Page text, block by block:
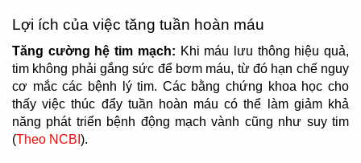
Lợi ích của việc tăng tuần hoàn máu
Tăng cường hệ tim mạch: Khi máu lưu thông hiệu quả,
tim không phải gắng sức để bơm máu, từ đó hạn chế nguy
cơ mắc các bệnh lý tim. Các bằng chứng khoa học cho
thấy việc thúc đẩy tuần hoàn máu có thể làm giảm khả
năng phát triển bệnh động mạch vành cũng như suy tim
(Theo NCBI ).